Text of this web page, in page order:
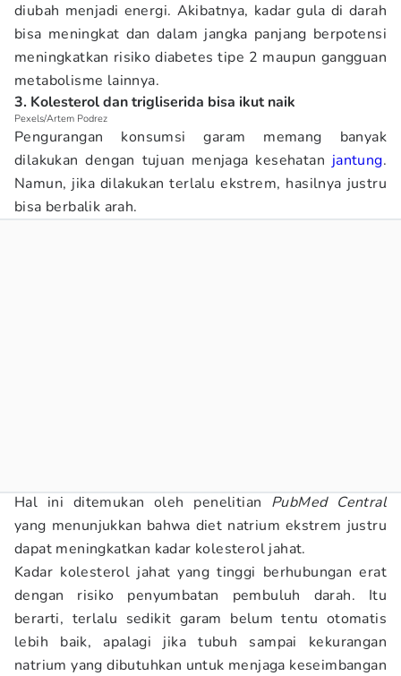
diubah menjadi energi. Akibatnya, kadar gula di darah
bisa meningkat dan dalam jangka panjang berpotensi
meningkatkan risiko diabetes tipe 2 maupun gangguan
metabolisme lainnya.
3. Kolesterol dan trigliserida bisa ikut naik
Pexels/Artem Podrez
Pengurangan konsumsi garam memang banyak
dilakukan dengan tujuan menjaga kesehatan jantung.
Namun, jika dilakukan terlalu ekstrem, hasilnya justru
bisa berbalik arah.
Hal ini ditemukan oleh penelitian PubMed Central
yang menunjukkan bahwa diet natrium ekstrem justru
dapat meningkatkan kadar kolesterol jahat.
Kadar kolesterol jahat yang tinggi berhubungan erat
dengan risiko penyumbatan pembuluh darah. Itu
berarti, terlalu sedikit garam belum tentu otomatis
lebih baik, apalagi jika tubuh sampai kekurangan
natrium yang dibutuhkan untuk menjaga keseimbangan